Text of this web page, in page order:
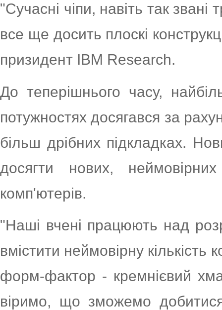
"Сучасні чіпи, навіть так звані
все ще досить плоскі
призидент IBM Research.
До теперішнього часу,
потужностях досягався за
більш дрібних підкладках.
досягти нових,
комп'ютерів.
"Наші вчені працюють над
вмістити неймовірну
форм-фактор - кремнієвий
віримо, що зможемо